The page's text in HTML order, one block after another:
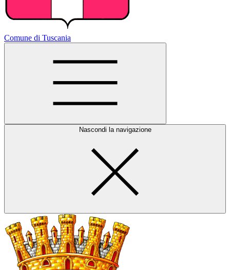
Comune di Tuscania
Nascondi la navigazione